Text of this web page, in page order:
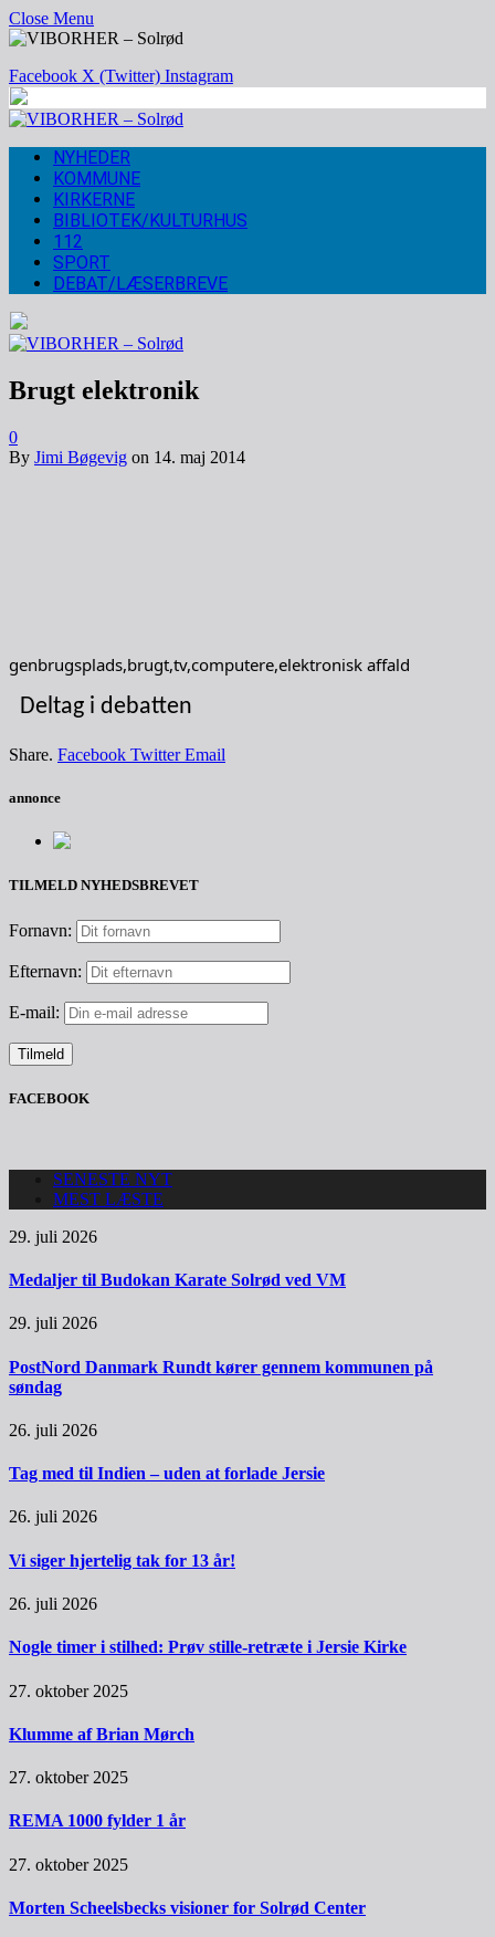
Close Menu
Facebook X (Twitter) Instagram
NYHEDER
KOMMUNE
KIRKERNE
BIBLIOTEK/KULTURHUS
112
SPORT
DEBAT/LÆSERBREVE
Brugt elektronik
0
By Jimi Bøgevig on 14. maj 2014
genbrugsplads,brugt,tv,computere,elektronisk affald
Deltag i debatten
Share. Facebook Twitter Email
annonce
TILMELD NYHEDSBREVET
Fornavn:
Efternavn:
E-mail:
FACEBOOK
SENESTE NYT
MEST LÆSTE
29. juli 2026
Medaljer til Budokan Karate Solrød ved VM
29. juli 2026
PostNord Danmark Rundt kører gennem kommunen på
søndag
26. juli 2026
Tag med til Indien – uden at forlade Jersie
26. juli 2026
Vi siger hjertelig tak for 13 år!
26. juli 2026
Nogle timer i stilhed: Prøv stille-retræte i Jersie Kirke
27. oktober 2025
Klumme af Brian Mørch
27. oktober 2025
REMA 1000 fylder 1 år
27. oktober 2025
Morten Scheelsbecks visioner for Solrød Center